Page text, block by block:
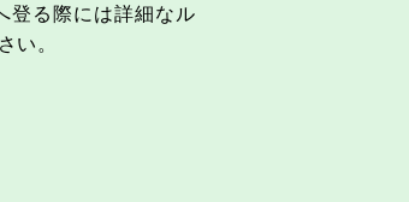
登る際には詳細なル
い。